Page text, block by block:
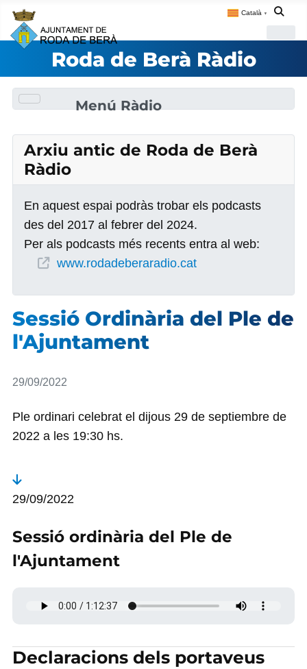
Català ▼
Roda de Berà Ràdio
Menú Ràdio
Arxiu antic de Roda de Berà
Ràdio
En aquest espai podràs trobar els podcasts
des del 2017 al febrer del 2024.
Per als podcasts més recents entra al web:
www.rodadeberaradio.cat
Sessió Ordinària del Ple de
l'Ajuntament
Detalls
29/09/2022
Ple ordinari celebrat el dijous 29 de septiembre de
2022 a les 19:30 hs.
29/09/2022
Sessió ordinària del Ple de
l'Ajuntament
Declaracions dels portaveus